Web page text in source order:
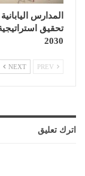
المدارس
تحقيق
2030
NEXT
اترك تعليق